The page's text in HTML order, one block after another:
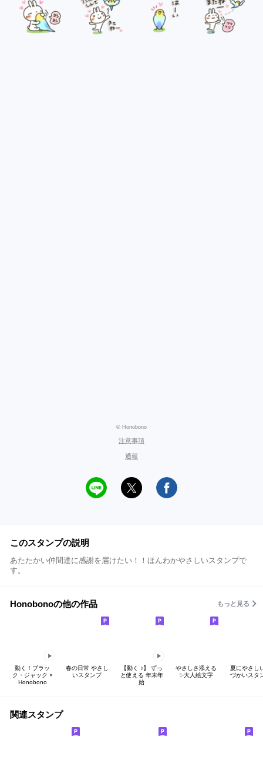
© Honobono
注意事項
通報
このスタンプの説明
あたたかい仲間達に感謝を届けたい！！ほんわかやさしいスタンプで
す。
Honobonoの他の作品 もっと見る
動く！ブラッ
ク・ジャック ×
Honobono
春の日常 やさし
いスタンプ
【動く ♪】 ずっ
と使える 年末年
始
やさしさ添える
✨大人絵文字
夏にやさし
づかいスタ
関連スタンプ